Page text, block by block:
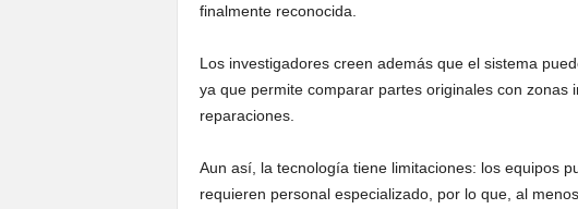
finalmente reconocida.
Los investigadores creen además que el sistema
ya que permite comparar partes originales con zonas
reparaciones.
Aun así, la tecnología tiene limitaciones: los equipos
requieren personal especializado, por lo que, al